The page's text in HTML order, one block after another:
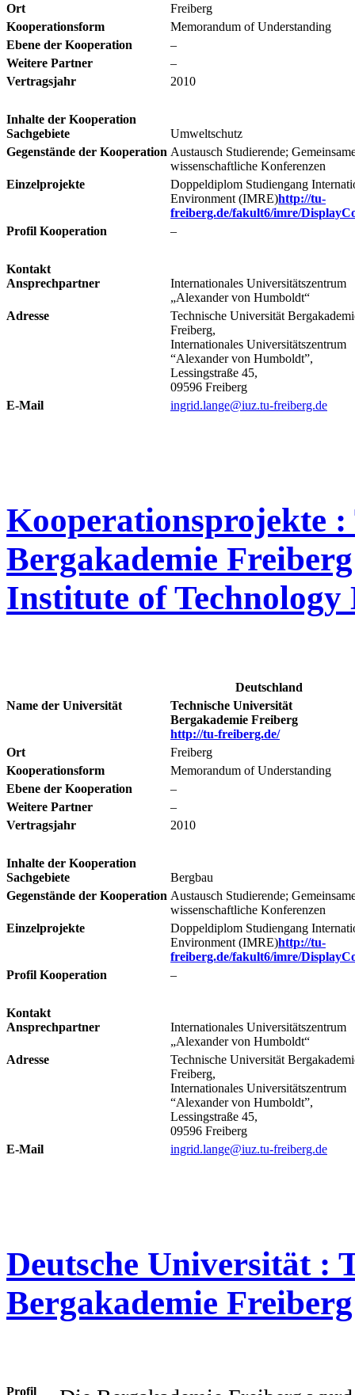
Ort
Freiberg
Kooperationsform
Memorandum of Understanding
Ebene der Kooperation
–
Weitere Partner
–
Vertragsjahr
2010
Inhalte der Kooperation
Sachgebiete
Umweltschutz
Gegenstände der Kooperation Austausch Studierende;
wissenschaftliche Konferenzen
Einzelprojekte
Doppeldiplom Studiengang
Environment (IMRE)http://tu-
freiberg.de/fakult6/imre/
Profil Kooperation
–
Kontakt
Ansprechpartner
Internationales Universitätszentrum
„Alexander von Humboldt“
Adresse
Technische Universität
Freiberg,
Internationales Universitätszentrum
“Alexander von Humboldt”,
Lessingstraße 45,
09596 Freiberg
E-Mail
ingrid.lange@iuz.tu-freiberg.de
Kooperationsprojekte :
Bergakademie
Institute of
Deutschland
Name der Universität
Technische Universität
Bergakademie Freiberg
http://tu-freiberg.de/
Ort
Freiberg
Kooperationsform
Memorandum of Understanding
Ebene der Kooperation
–
Weitere Partner
–
Vertragsjahr
2010
Inhalte der Kooperation
Sachgebiete
Bergbau
Gegenstände der Kooperation Austausch Studierende;
wissenschaftliche Konferenzen
Einzelprojekte
Doppeldiplom Studiengang
Environment (IMRE)http://tu-
freiberg.de/fakult6/imre/
Profil Kooperation
–
Kontakt
Ansprechpartner
Internationales Universitätszentrum
„Alexander von Humboldt“
Adresse
Technische Universität
Freiberg,
Internationales Universitätszentrum
“Alexander von Humboldt”,
Lessingstraße 45,
09596 Freiberg
E-Mail
ingrid.lange@iuz.tu-freiberg.de
Deutsche Universität :
Bergakademie Freiberg
Profil